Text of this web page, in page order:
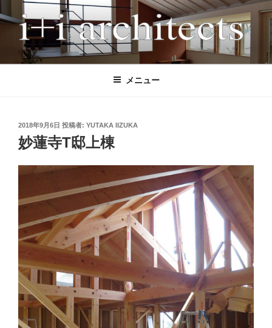
ン
ツ
I+I ARCHITECTS
アイプラスアイ設計事務所は、多様な条件下でも「高性能」と「魅力的
応えてきました。 間取りを先に決めるのではなく、屋根や中間領域か
ら住まい全体の成り立ちを考える設計手法により、風景となる建築、環
境と一体となった快適な空間を実現します。 現在は、耐震等級3、
HEAT20 G2（UA値0.46以下）の長期優良住宅を標準とし、GX、ZEH、
東京ゼロエミなどの各種補助金活用にも柔軟に対応しています。施工
は、地域の技術力の高い工務店に限定することで、安心して理想的な家
づくりができる体制を整えています。
メニュー
投
稿
日:
2018年9月6日 投稿者: YUTAKA IIZUKA
妙蓮寺T邸上棟